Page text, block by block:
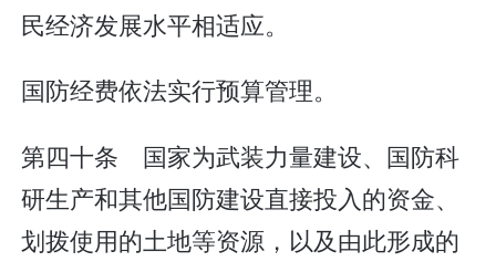
民经济发展水平相适应。
国防经费依法实行预算管理。
第四十条 国家为武装力量建设、国防科
研生产和其他国防建设直接投入的资金、
划拨使用的土地等资源，以及由此形成的